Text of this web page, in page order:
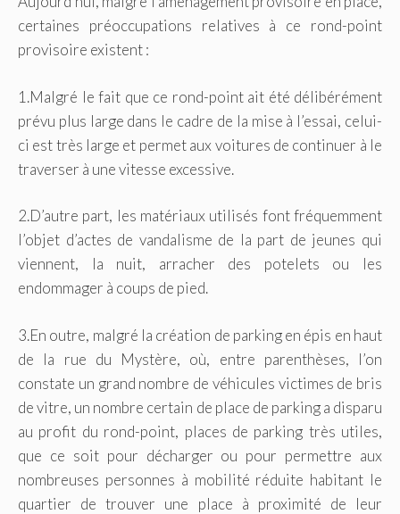
certaines préoccupations relatives à ce rond-point
provisoire existent :
1.Malgré le fait que ce rond-point ait été délibérément
prévu plus large dans le cadre de la mise à l’essai, celui-
ci est très large et permet aux voitures de continuer à le
traverser à une vitesse excessive.
2.D’autre part, les matériaux utilisés font fréquemment
l’objet d’actes de vandalisme de la part de jeunes qui
viennent, la nuit, arracher des potelets ou les
endommager à coups de pied.
3.En outre, malgré la création de parking en épis en haut
de la rue du Mystère, où, entre parenthèses, l’on
constate un grand nombre de véhicules victimes de bris
de vitre, un nombre certain de place de parking a disparu
au profit du rond-point, places de parking très utiles,
que ce soit pour décharger ou pour permettre aux
nombreuses personnes à mobilité réduite habitant le
quartier de trouver une place à proximité de leur